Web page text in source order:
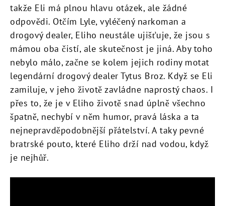
takže Eli má plnou hlavu otázek, ale žádné
odpovědi. Otčím Lyle, vyléčený narkoman a
drogový dealer, Eliho neustále ujišťuje, že jsou s
mámou oba čistí, ale skutečnost je jiná. Aby toho
nebylo málo, začne se kolem jejich rodiny motat
legendární drogový dealer Tytus Broz. Když se Eli
zamiluje, v jeho životě zavládne naprostý chaos. I
přes to, že je v Eliho životě snad úplně všechno
špatně, nechybí v něm humor, pravá láska a ta
nejnepravděpodobnější přátelství. A taky pevné
bratrské pouto, které Eliho drží nad vodou, když
je nejhůř.